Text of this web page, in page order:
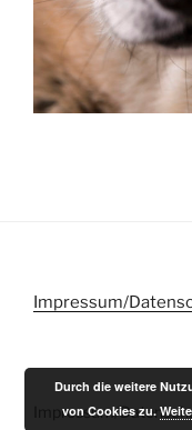
Impressum/
Impressum/
Durch die weitere
von Cookies zu.